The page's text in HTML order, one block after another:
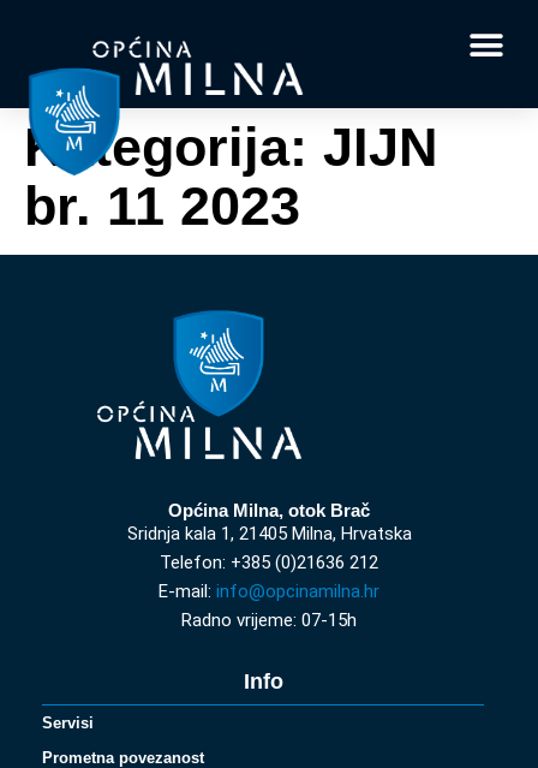
Kategorija: JIJN
br. 11 2023
Općina Milna, otok Brač
Sridnja kala 1, 21405 Milna, Hrvatska
Telefon: +385 (0)21636 212
E-mail: info@opcinamilna.hr
Radno vrijeme: 07-15h
Info
Servisi
Prometna povezanost